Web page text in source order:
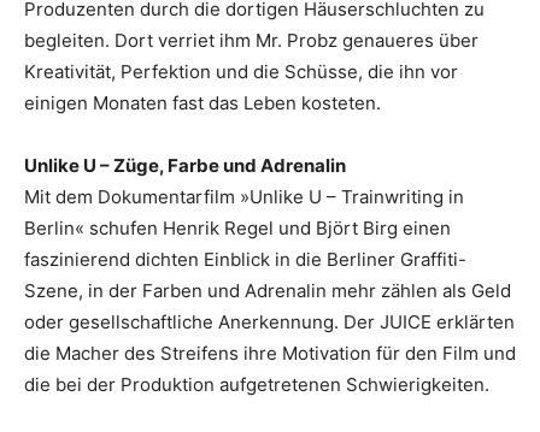
Produzenten durch die dortigen Häuserschluchten zu
begleiten. Dort verriet ihm Mr. Probz genaueres über
Kreativität, Perfektion und die Schüsse, die ihn vor
einigen Monaten fast das Leben kosteten.
Unlike U – Züge, Farbe und Adrenalin
Mit dem Dokumentarfilm »Unlike U – Trainwriting in
Berlin« schufen Henrik Regel und Björt Birg einen
faszinierend dichten Einblick in die Berliner Graffiti-
Szene, in der Farben und Adrenalin mehr zählen als Geld
oder gesellschaftliche Anerkennung. Der JUICE erklärten
die Macher des Streifens ihre Motivation für den Film und
die bei der Produktion aufgetretenen Schwierigkeiten.